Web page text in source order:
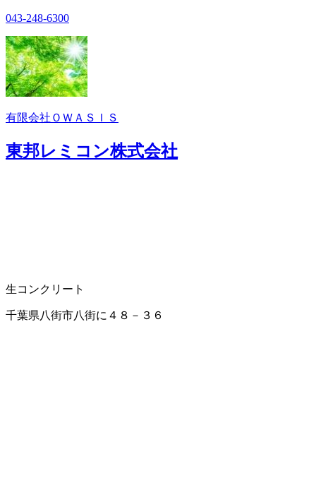
043-248-6300
有限会社ＯＷＡＳＩＳ
東邦レミコン株式会社
生コンクリート
千葉県八街市八街に４８－３６